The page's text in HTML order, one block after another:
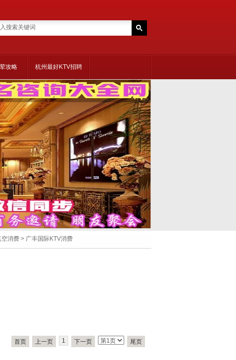
攻略 杭州最好KTV招聘
首页 上一页 1 下一页 尾页
空消费 > 广丰国际KTV消费